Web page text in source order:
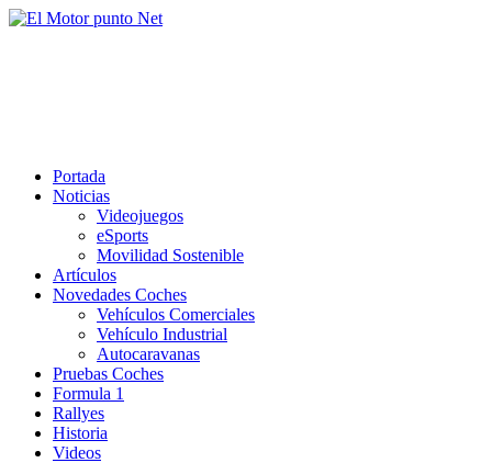
Saltar
Portada
Noticias
Videojuegos
eSports
Movilidad Sostenible
Artículos
Novedades Coches
Vehículos Comerciales
Vehículo Industrial
Autocaravanas
Pruebas Coches
Formula 1
Rallyes
Historia
Videos